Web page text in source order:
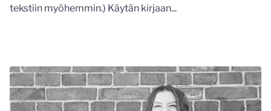
tekstiin myöhemmin.) Käytän kirjaan...